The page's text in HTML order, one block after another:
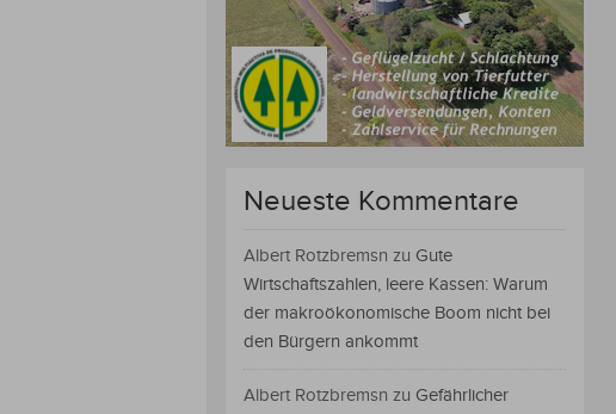
Neueste Kommentare
Albert Rotzbremsn zu Gute
Wirtschaftszahlen, leere Kassen: Warum
der makroökonomische Boom nicht bei
den Bürgern ankommt
Albert Rotzbremsn zu Gefährlicher